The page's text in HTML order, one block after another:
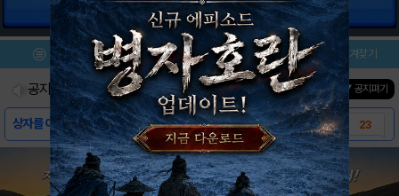
건물 정보 아레나 잠금해제
메뉴 이벤트/미션 설치/평가 즐겨찾기
공지사항 진행중인 이벤트0건 ▼ 공지펴기
상자를 여는 데 시간이 오래 걸리는 이유 23